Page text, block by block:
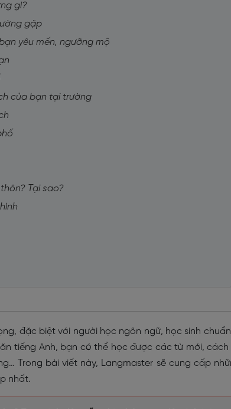
gì?
gặp
yêu mến, ngưỡng mộ
của bạn tại trường
Tại sao?
đặc biệt với người học ngôn ngữ, học sinh
tiếng Anh, bạn có thể học được các từ mới, cách
Trong bài viết này, Langmaster sẽ cung cấp
nhất.